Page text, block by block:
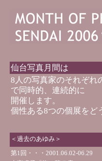
仙台写真月間は
8人の写真家のそれぞれ
で同時的、連続的に
開催します。
個性ある8つの個展をど
＜過去のあゆみ＞
第1回・・・2001.06.02-06.29